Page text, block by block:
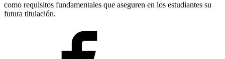
como requisitos fundamentales que aseguren en los estudiantes su
futura titulación.